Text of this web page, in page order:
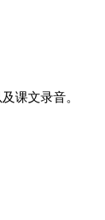
课文录音。